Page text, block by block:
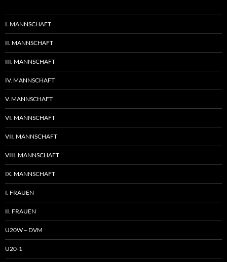
I. MANNSCHAFT
II. MANNSCHAFT
III. MANNSCHAFT
IV. MANNSCHAFT
V. MANNSCHAFT
VI. MANNSCHAFT
VII. MANNSCHAFT
VIII. MANNSCHAFT
IX. MANNSCHAFT
I. FRAUEN
II. FRAUEN
U20W – DVM
U20-1